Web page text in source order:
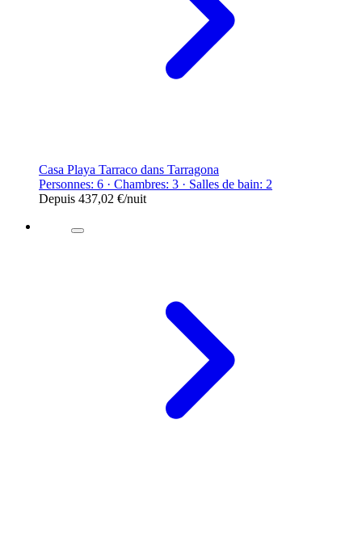
Casa Playa Tarraco dans Tarragona
Personnes: 6 · Chambres: 3 · Salles de bain: 2
Depuis 437,02 €/nuit